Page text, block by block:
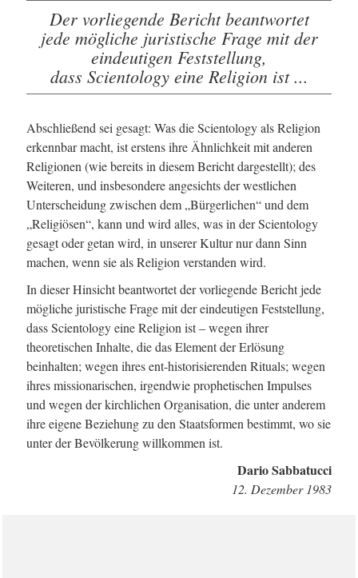
Der vorliegende Bericht beantwortet
jede mögliche juristische Frage mit der
eindeutigen Feststellung,
dass Scientology eine Religion ist ...
Abschließend sei gesagt: Was die Scientology als Religion
erkennbar macht, ist erstens ihre Ähnlichkeit mit anderen
Religionen (wie bereits in diesem Bericht dargestellt); des
Weiteren, und insbesondere angesichts der westlichen
Unterscheidung zwischen dem „Bürgerlichen“ und dem
„Religiösen“, kann und wird alles, was in der Scientology
gesagt oder getan wird, in unserer Kultur nur dann Sinn
machen, wenn sie als Religion verstanden wird.
In dieser Hinsicht beantwortet der vorliegende Bericht jede
mögliche juristische Frage mit der eindeutigen Feststellung,
dass Scientology eine Religion ist – wegen ihrer
theoretischen Inhalte, die das Element der Erlösung
beinhalten; wegen ihres ent-historisierenden Rituals; wegen
ihres missionarischen, irgendwie prophetischen Impulses
und wegen der kirchlichen Organisation, die unter anderem
ihre eigene Beziehung zu den Staatsformen bestimmt, wo sie
unter der Bevölkerung willkommen ist.
Dario Sabbatucci
12. Dezember 1983